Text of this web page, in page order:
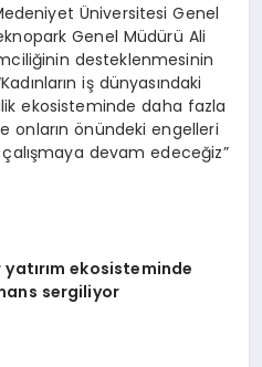
Üniversitesi Genel
Genel Müdürü Ali
desteklenmesinin
iş dünyasındaki
ekosisteminde daha fazla
onların önündeki engelleri
devam edeceğiz”
ekosisteminde
sergiliyor